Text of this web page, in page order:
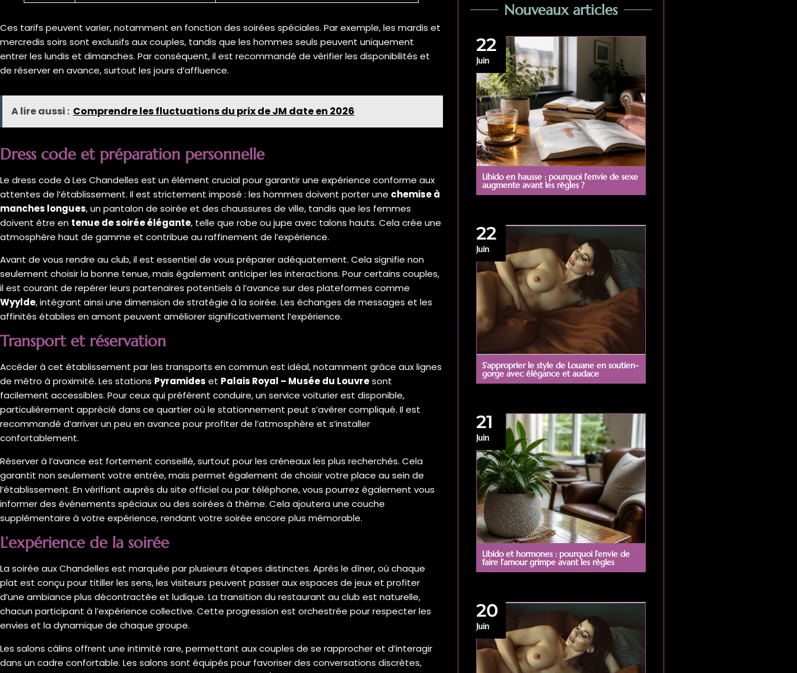
Ces tarifs peuvent varier, notamment en fonction des soirées spéciales. Par exemple, les mardis et
mercredis soirs sont exclusifs aux couples, tandis que les hommes seuls peuvent uniquement
entrer les lundis et dimanches. Par conséquent, il est recommandé de vérifier les disponibilités et
de réserver en avance, surtout les jours d’affluence.
A lire aussi : Comprendre les fluctuations du prix de JM date en 2026
Dress code et préparation personnelle
Le dress code à Les Chandelles est un élément crucial pour garantir une expérience conforme aux
attentes de l’établissement. Il est strictement imposé : les hommes doivent porter une chemise à
manches longues, un pantalon de soirée et des chaussures de ville, tandis que les femmes
doivent être en tenue de soirée élégante, telle que robe ou jupe avec talons hauts. Cela crée une
atmosphère haut de gamme et contribue au raffinement de l’expérience.
Avant de vous rendre au club, il est essentiel de vous préparer adéquatement. Cela signifie non
seulement choisir la bonne tenue, mais également anticiper les interactions. Pour certains couples,
il est courant de repérer leurs partenaires potentiels à l’avance sur des plateformes comme
Wyylde, intégrant ainsi une dimension de stratégie à la soirée. Les échanges de messages et les
affinités établies en amont peuvent améliorer significativement l’expérience.
Transport et réservation
Accéder à cet établissement par les transports en commun est idéal, notamment grâce aux lignes
de métro à proximité. Les stations Pyramides et Palais Royal – Musée du Louvresont
facilement accessibles. Pour ceux qui préfèrent conduire, un service voiturier est disponible,
particulièrement apprécié dans ce quartier où le stationnement peut s’avérer compliqué. Il est
recommandé d’arriver un peu en avance pour profiter de l’atmosphère et s’installer
confortablement.
Réserver à l’avance est fortement conseillé, surtout pour les créneaux les plus recherchés. Cela
garantit non seulement votre entrée, mais permet également de choisir votre place au sein de
l’établissement. En vérifiant auprès du site officiel ou par téléphone, vous pourrez également vous
informer des événements spéciaux ou des soirées à thème. Cela ajoutera une couche
supplémentaire à votre expérience, rendant votre soirée encore plus mémorable.
L’expérience de la soirée
La soirée aux Chandelles est marquée par plusieurs étapes distinctes. Après le dîner, où chaque
plat est conçu pour titiller les sens, les visiteurs peuvent passer aux espaces de jeux et profiter
d’une ambiance plus décontractée et ludique. La transition du restaurant au club est naturelle,
chacun participant à l’expérience collective. Cette progression est orchestrée pour respecter les
envies et la dynamique de chaque groupe.
Les salons câlins offrent une intimité rare, permettant aux couples de se rapprocher et d’interagir
dans un cadre confortable. Les salons sont équipés pour favoriser des conversations discrètes,
Nouveaux articles
22
Juin
Libido en hausse : pourquoi l’envie de sexe
augmente avant les règles ?
22
Juin
S’approprier le style de Louane en soutien-
gorge avec élégance et audace
21
Juin
Libido et hormones : pourquoi l’envie de
faire l’amour grimpe avant les règles
20
Juin